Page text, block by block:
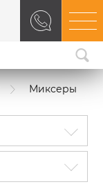
Миксеры